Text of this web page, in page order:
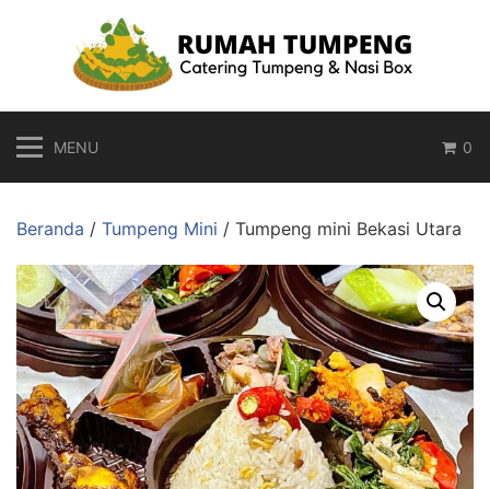
MENU 0
Beranda / Tumpeng Mini / Tumpeng mini Bekasi Utara